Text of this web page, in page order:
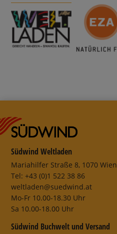
Südwind Weltladen
Mariahilfer Straße 8, 1070 Wien
Tel: +43 (0)1 522 38 86
weltladen@suedwind.at
Mo-Fr 10.00-18.30 Uhr
Sa 10.00-18.00 Uhr
Südwind Buchwelt und Versand